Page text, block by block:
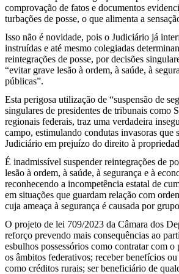
comprovação de fatos e documentos
turbações de posse, o que alimenta a
Isso não é novidade, pois o Judiciário já
instruídas e até mesmo colegiadas
reintegrações de posse, por decisões
“evitar grave lesão à ordem, à saúde, à
públicas”.
Esta perigosa utilização de “suspensão de
singulares de presidentes de tribunais como
regionais federais, traz uma verdadeira
campo, estimulando condutas invasoras que
Judiciário em prejuízo do direito à
É inadmissível suspender reintegrações de
lesão à ordem, à saúde, à segurança e à
reconhecendo a incompetência estatal de
em situações que guardam relação com
cuja ameaça à segurança é causada por
O projeto de lei 709/2023 da Câmara dos
reforço prevendo mais consequências ao
esbulhos possessórios como contratar com
os âmbitos federativos; receber benefícios
como créditos rurais; ser beneficiário de